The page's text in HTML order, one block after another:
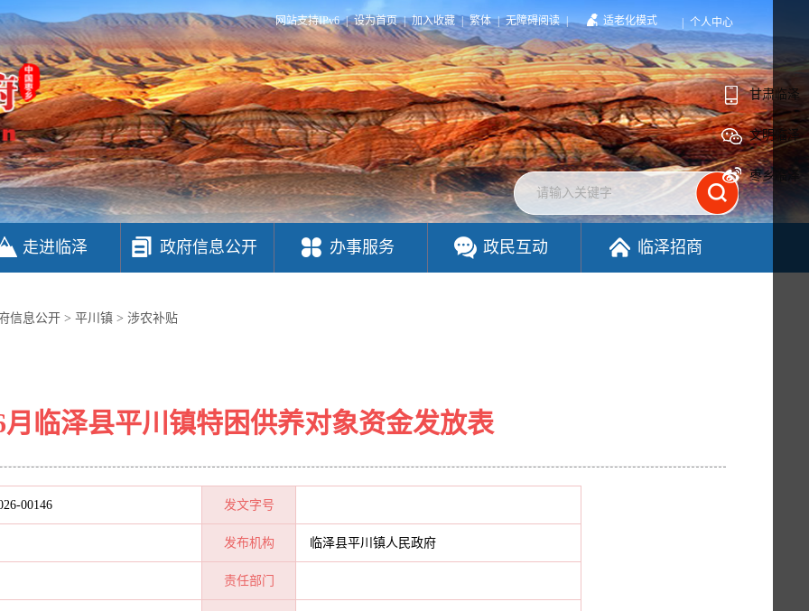
网站支持IPv6 | 设为首页 | 加入收藏 | 繁体 | 无障碍阅读 | 适老化模式 个人中心
走进临泽 政府信息公开 办事服务 政民互动 临泽招商
信息公开 > 平川镇 > 涉农补贴
月临泽县平川镇特困供养对象资金发放表
00146 发文字号
发布机构 临泽县平川镇人民政府
责任部门
甘肃临泽
文明临泽
枣乡临泽